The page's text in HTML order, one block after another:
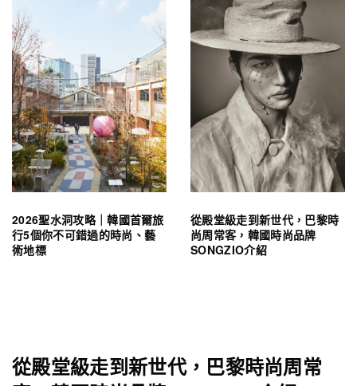
2026聖水洞攻略｜韓國首爾旅
行5個你不可錯過的時尚、藝
術地標
從殿堂級走到新世代，巴黎時
尚周常客，韓國時尚品牌
SONGZIO介紹
從殿堂級走到新世代，巴黎時尚周常